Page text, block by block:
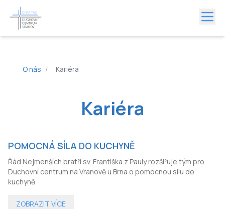
O nás / Kariéra
Kariéra
POMOCNÁ SÍLA DO KUCHYNĚ
Řád Nejmenších bratří sv. Františka z Pauly rozšiřuje tým pro
Duchovní centrum na Vranově u Brna o pomocnou sílu do
kuchyně.
ZOBRAZIT VÍCE